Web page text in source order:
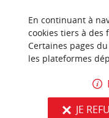
Forum des
En continuant à
cookies tiers à des
Certaines pages
les plateformes
JE